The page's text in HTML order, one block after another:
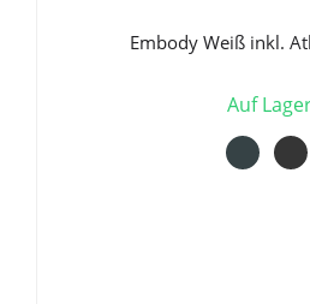
Embody Weiß inkl.
Auf